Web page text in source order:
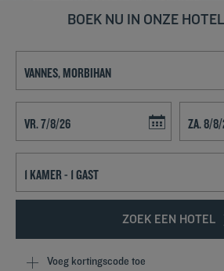
BOEK NU IN ONZE
ZOEK EEN HOTEL
Voeg kortingscode toe